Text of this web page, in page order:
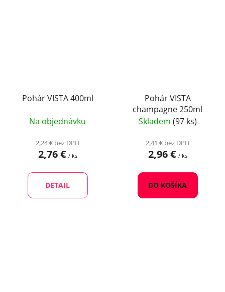
Pohár VISTA 400ml
Na objednávku
2,24 € bez DPH
2,76 € / ks
DETAIL
Pohár VISTA
champagne 250ml
Skladem (97 ks)
2,41 € bez DPH
2,96 € / ks
DO KOŠÍKA